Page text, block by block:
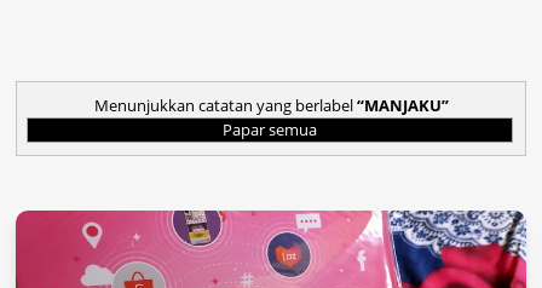
Menunjukkan catatan yang berlabel MANJAKU
Papar semua